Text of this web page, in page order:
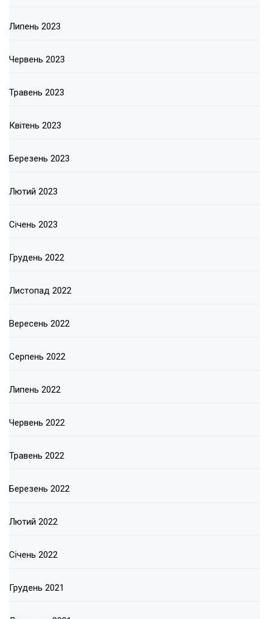
Липень 2023
Червень 2023
Травень 2023
Квітень 2023
Березень 2023
Лютий 2023
Січень 2023
Грудень 2022
Листопад 2022
Вересень 2022
Серпень 2022
Липень 2022
Червень 2022
Травень 2022
Березень 2022
Лютий 2022
Січень 2022
Грудень 2021